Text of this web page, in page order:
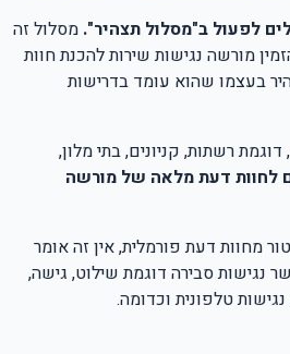
לפעול ב"מסלול תצהיר". מסלול זה
מורשה נגישות שירות להכנת חוות
בעצמו שהוא עומד בדרישות
, דוגמת רשתות, קניונים, בתי מלון,
לחוות דעת מלאה של מורשה
מחוות דעת פורמלית, אין זה אומר
נגישות סבירה דוגמת שילוט, גישה,
טלפונית וכדומה.